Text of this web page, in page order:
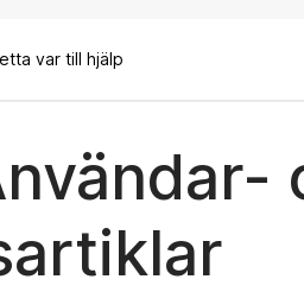
var till hjälp